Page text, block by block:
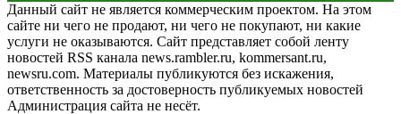
Данный сайт не является коммерческим проектом. На этом
сайте ни чего не продают, ни чего не покупают, ни какие
услуги не оказываются. Сайт представляет собой ленту
новостей RSS канала news.rambler.ru, kommersant.ru,
newsru.com. Материалы публикуются без искажения,
ответственность за достоверность публикуемых новостей
Администрация сайта не несёт.